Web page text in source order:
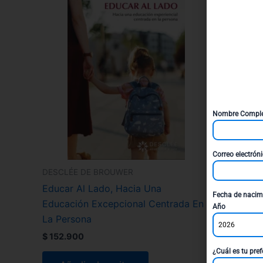
DESCLÉE DE BROUWER
Educar Al Lado, Hacia Una
Educación Excepcional Centrada En
La Persona
$ 152.900
Nombre
Correo
Fecha de
Año
2026
¿Cuál es tu